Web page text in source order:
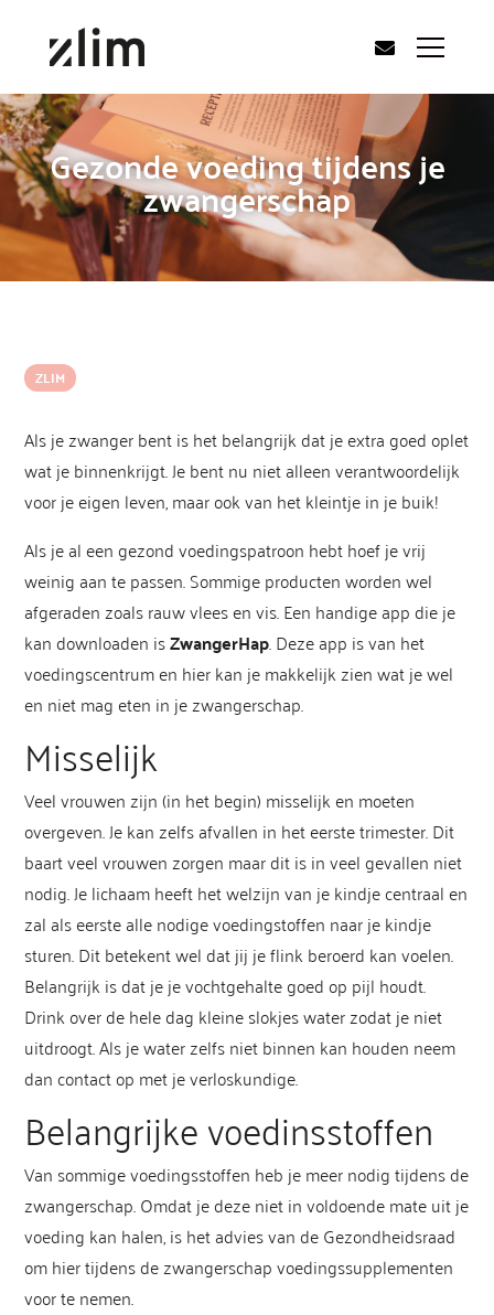
Gezonde voeding tijdens je
zwangerschap
ZLIM
Als je zwanger bent is het belangrijk dat je extra goed oplet
wat je binnenkrijgt. Je bent nu niet alleen verantwoordelijk
voor je eigen leven, maar ook van het kleintje in je buik!
Als je al een gezond voedingspatroon hebt hoef je vrij
weinig aan te passen. Sommige producten worden wel
afgeraden zoals rauw vlees en vis. Een handige app die je
kan downloaden isZwangerHap. Deze app is van het
voedingscentrum en hier kan je makkelijk zien wat je wel
en niet mag eten in je zwangerschap.
Misselijk
Veel vrouwen zijn (in het begin) misselijk en moeten
overgeven. Je kan zelfs afvallen in het eerste trimester. Dit
baart veel vrouwen zorgen maar dit is in veel gevallen niet
nodig. Je lichaam heeft het welzijn van je kindje centraal en
zal als eerste alle nodige voedingstoffen naar je kindje
sturen. Dit betekent wel dat jij je flink beroerd kan voelen.
Belangrijk is dat je je vochtgehalte goed op pijl houdt.
Drink over de hele dag kleine slokjes water zodat je niet
uitdroogt. Als je water zelfs niet binnen kan houden neem
dan contact op met je verloskundige.
Belangrijke voedinsstoffen
Van sommige voedingsstoffen heb je meer nodig tijdens de
zwangerschap. Omdat je deze niet in voldoende mate uit je
voeding kan halen, is het advies van de Gezondheidsraad
om hier tijdens de zwangerschap voedingssupplementen
voor te nemen.